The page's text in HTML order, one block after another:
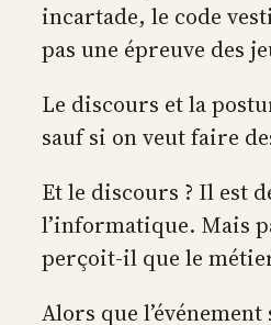
incartade, le code
pas une épreuve des
Le discours et la
sauf si on veut faire
Et le discours ? Il est
l’informatique. Mais
perçoit-il que le
Alors que